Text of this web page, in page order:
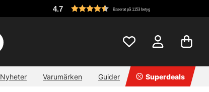
4.7 Baserat på 1153 betyg
Nyheter Varumärken Guider Superdeals